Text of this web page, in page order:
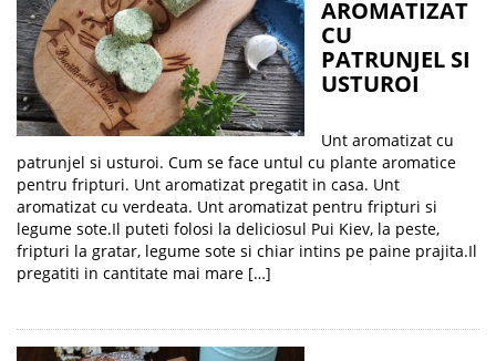
AROMATIZAT
CU
PATRUNJEL SI
USTUROI
Unt aromatizat cu
patrunjel si usturoi. Cum se face untul cu plante aromatice
pentru fripturi. Unt aromatizat pregatit in casa. Unt
aromatizat cu verdeata. Unt aromatizat pentru fripturi si
legume sote.Il puteti folosi la deliciosul Pui Kiev, la peste,
fripturi la gratar, legume sote si chiar intins pe paine prajita.Il
pregatiti in cantitate mai mare […]